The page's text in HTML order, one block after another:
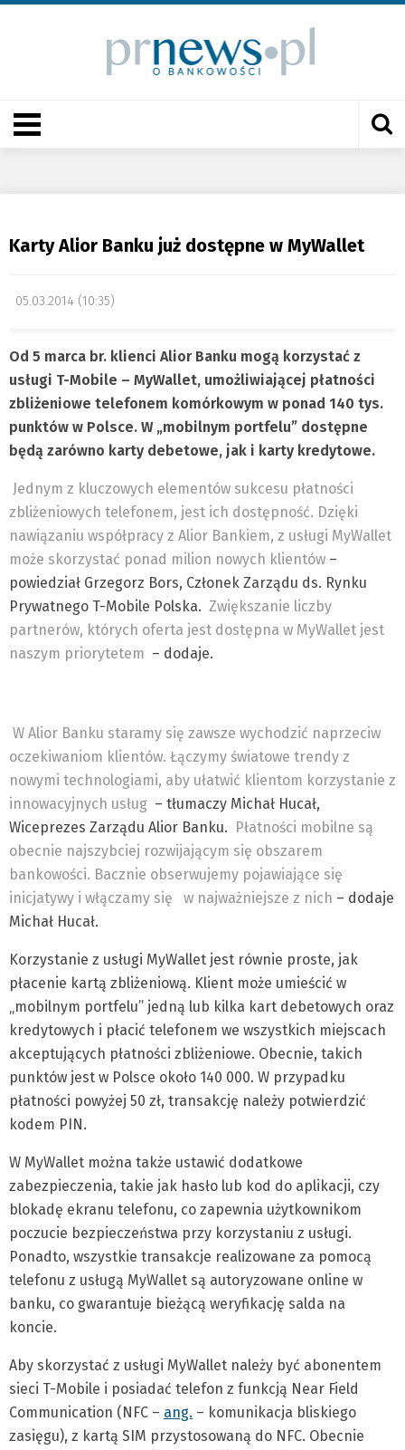
Karty Alior Banku już dostępne w MyWallet
05.03.2014 (10:35)
Od 5 marca br. klienci Alior Banku mogą korzystać z
usługi T-Mobile – MyWallet, umożliwiającej płatności
zbliżeniowe telefonem komórkowym w ponad 140 tys.
punktów w Polsce. W „mobilnym portfelu” dostępne
będą zarówno karty debetowe, jak i karty kredytowe.
Jednym z kluczowych elementów sukcesu płatności
zbliżeniowych telefonem, jest ich dostępność. Dzięki
nawiązaniu współpracy z Alior Bankiem, z usługi MyWallet
może skorzystać ponad milion nowych klientów –
powiedział Grzegorz Bors, Członek Zarządu ds. Rynku
Prywatnego T-Mobile Polska. Zwiększanie liczby
partnerów, których oferta jest dostępna w MyWallet jest
naszym priorytetem – dodaje.
W Alior Banku staramy się zawsze wychodzić naprzeciw
oczekiwaniom klientów. Łączymy światowe trendy z
nowymi technologiami, aby ułatwić klientom korzystanie z
innowacyjnych usług – tłumaczy Michał Hucał,
Wiceprezes Zarządu Alior Banku. Płatności mobilne są
obecnie najszybciej rozwijającym się obszarem
bankowości. Bacznie obserwujemy pojawiające się
inicjatywy i włączamy się
w najważniejsze z nich – dodaje
Michał Hucał.
Korzystanie z usługi MyWallet jest równie proste, jak
płacenie kartą zbliżeniową. Klient może umieścić w
„mobilnym portfelu” jedną lub kilka kart debetowych oraz
kredytowych i płacić telefonem we wszystkich miejscach
akceptujących płatności zbliżeniowe. Obecnie, takich
punktów jest w Polsce około 140 000. W przypadku
płatności powyżej 50 zł, transakcję należy potwierdzić
kodem PIN.
W MyWallet można także ustawić dodatkowe
zabezpieczenia, takie jak hasło lub kod do aplikacji, czy
blokadę ekranu telefonu, co zapewnia użytkownikom
poczucie bezpieczeństwa przy korzystaniu z usługi.
Ponadto, wszystkie transakcje realizowane za pomocą
telefonu z usługą MyWallet są autoryzowane online w
banku, co gwarantuje bieżącą weryfikację salda na
koncie.
Aby skorzystać z usługi MyWallet należy być abonentem
sieci T-Mobile i posiadać telefon z funkcją Near Field
Communication (NFC – ang. – komunikacja bliskiego
zasięgu), z kartą SIM przystosowaną do NFC. Obecnie